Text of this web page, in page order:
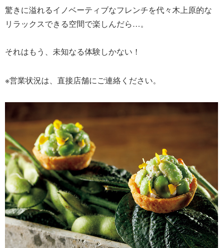
驚きに溢れるイノベーティブなフレンチを代々木上原的な
リラックスできる空間で楽しんだら…。
それはもう、未知なる体験しかない！
※営業状況は、直接店舗にご連絡ください。